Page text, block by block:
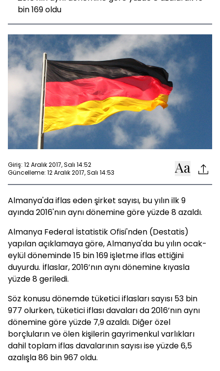
bin 169 oldu
Giriş: 12 Aralık 2017, Salı 14:52
Güncelleme: 12 Aralık 2017, Salı 14:53
Almanya'da iflas eden şirket sayısı, bu yılın ilk 9
ayında 2016'nın aynı dönemine göre yüzde 8 azaldı.
Almanya Federal İstatistik Ofisi'nden (Destatis)
yapılan açıklamaya göre, Almanya'da bu yılın ocak-
eylül döneminde 15 bin 169 işletme iflas ettiğini
duyurdu. İflaslar, 2016’nın aynı dönemine kıyasla
yüzde 8 geriledi.
Söz konusu dönemde tüketici iflasları sayısı 53 bin
977 olurken, tüketici iflası davaları da 2016’nın aynı
dönemine göre yüzde 7,9 azaldı. Diğer özel
borçluların ve ölen kişilerin gayrimenkul varlıkları
dahil toplam iflas davalarının sayısı ise yüzde 6,5
azalışla 86 bin 967 oldu.